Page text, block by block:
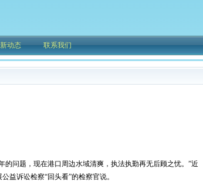
动态 联系我们
问题，现在港口周边水域清爽，执法执勤再无后顾之忧。”近
益诉讼检察“回头看”的检察官说。